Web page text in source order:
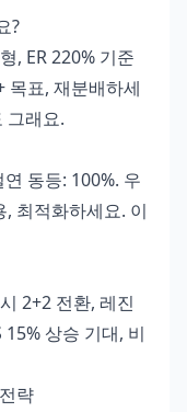
?
, ER 220% 기준
목표, 재분배하세
그래요.
동등: 100%. 우
최적화하세요. 이
2+2 전환, 레진
상승 기대, 비
략